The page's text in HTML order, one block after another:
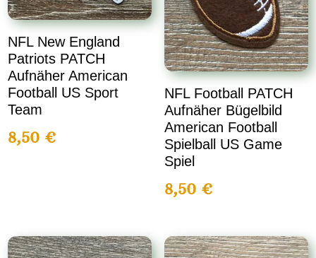
NFL New England
Patriots PATCH
Aufnäher American
Football US Sport
Team
8,50 €
NFL Football PATCH
Aufnäher Bügelbild
American Football
Spielball US Game
Spiel
8,50 €